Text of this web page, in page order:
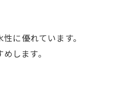
に優れています。
します。